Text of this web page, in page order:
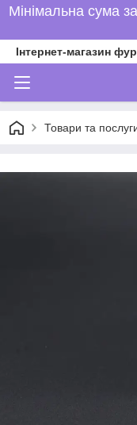
Мінімальна сума
Інтернет-магазин
Товари та